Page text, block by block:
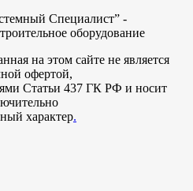
Специалист” -
оборудование
на этом сайте не является
офертой,
Статьи 437 ГК РФ и носит
характер.